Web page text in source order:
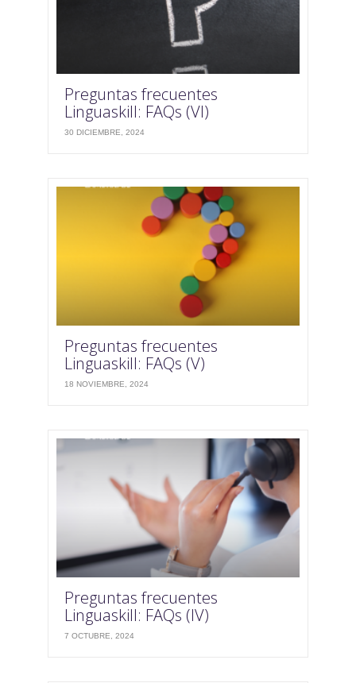
Preguntas frecuentes
Linguaskill: FAQs (VI)
30 DICIEMBRE, 2024
Preguntas frecuentes
Linguaskill: FAQs (V)
18 NOVIEMBRE, 2024
Preguntas frecuentes
Linguaskill: FAQs (IV)
7 OCTUBRE, 2024